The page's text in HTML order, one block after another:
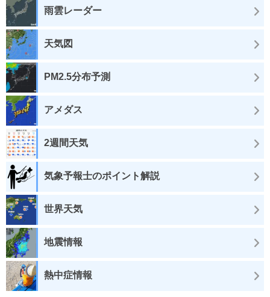
雨雲レーダー
天気図
PM2.5分布予測
アメダス
2週間天気
気象予報士のポイント解説
世界天気
地震情報
熱中症情報